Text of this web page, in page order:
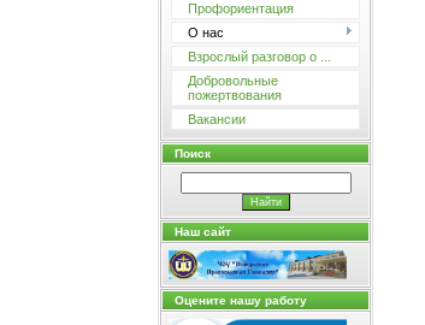
Профориентация
О нас
Взрослый разговор о ...
Добровольные
пожертвования
Вакансии
Поиск
Наш сайт
Оцените нашу работу